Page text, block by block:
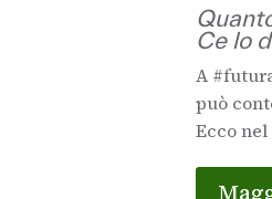
Ce lo
A
può
Ecco